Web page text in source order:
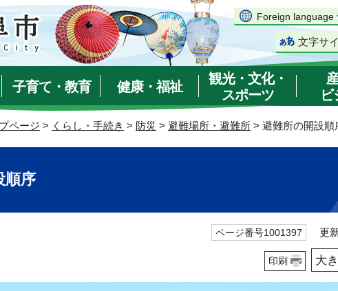
Foreign language
文字サ
子育て・教育 健康・福祉
観光・文化・
スポーツ
ビ
ページ > くらし・手続き > 防災 > 避難場所・避難所 > 避難所の開設順
順序
ページ番号1001397 更新
印刷 大